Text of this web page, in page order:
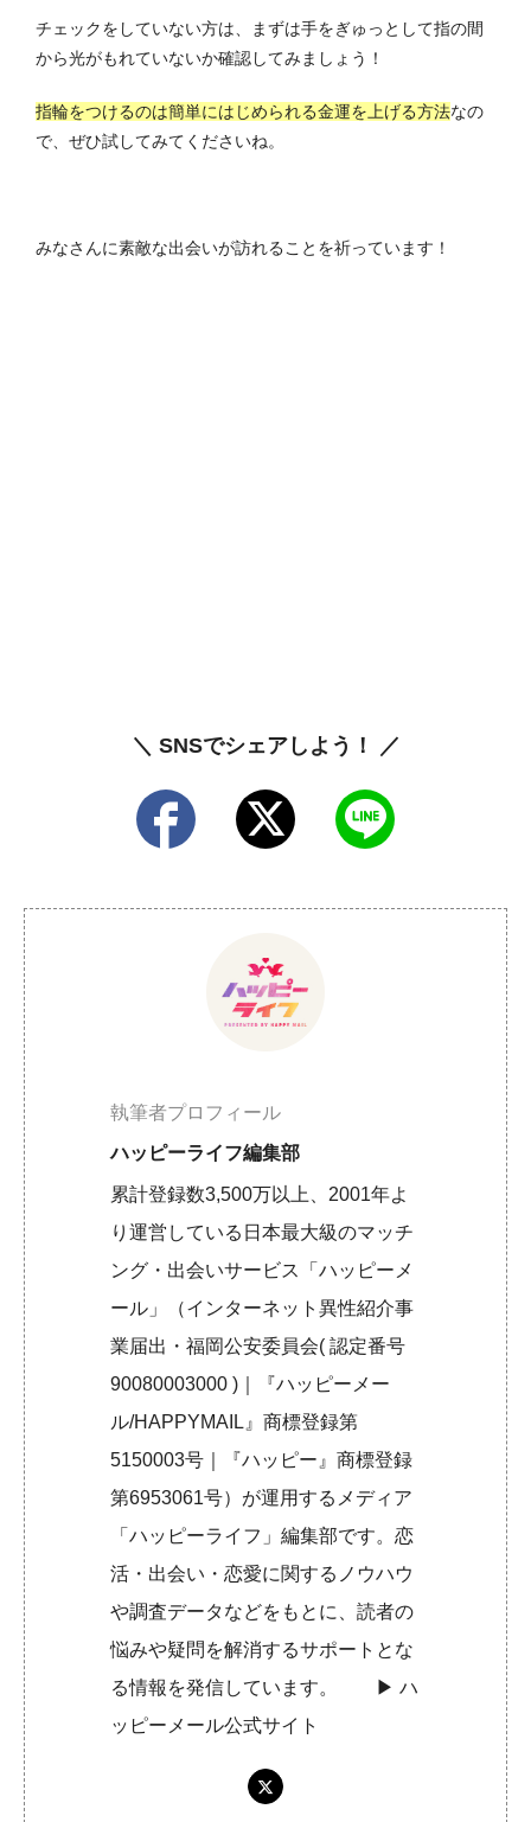
チェックをしていない方は、まずは手をぎゅっとして指の間
から光がもれていないか確認してみましょう！
指輪をつけるのは簡単にはじめられる金運を上げる方法なの
で、ぜひ試してみてくださいね。
みなさんに素敵な出会いが訪れることを祈っています！
＼ SNSでシェアしよう！ ／
執筆者プロフィール
ハッピーライフ編集部
累計登録数3,500万以上、2001年よ
り運営している日本最大級のマッチ
ング・出会いサービス「ハッピーメ
ール」（インターネット異性紹介事
業届出・福岡公安委員会( 認定番号
90080003000 )｜『ハッピーメー
ル/HAPPYMAIL』商標登録第
5150003号｜『ハッピー』商標登録
第6953061号）が運用するメディア
「ハッピーライフ」編集部です。恋
活・出会い・恋愛に関するノウハウ
や調査データなどをもとに、読者の
悩みや疑問を解消するサポートとな
る情報を発信しています。 ▶︎ハ
ッピーメール公式サイト